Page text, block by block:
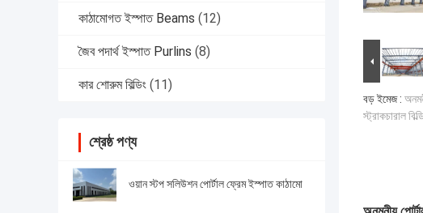
কাঠামোগত ইস্পাত Beams (12)
জৈব পদার্থ ইস্পাত Purlins (8)
কার শোরুম বিল্ডিং (11)
শ্রেষ্ঠ পণ্য
ওয়ান স্টপ সলিউশন পোর্টাল ফ্রেম ইস্পাত কাঠামো
বড় ইমেজ :
স্ট্রাকচারাল